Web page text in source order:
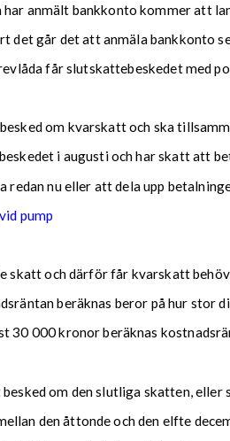
anmält bankkonto kommer att
det går det att anmäla bankkonto
får slutskattebeskedet med
om kvarskatt och ska
i augusti och har skatt att
redan nu eller att dela upp
pump
skatt och därför får kvarskatt
beräknas beror på hur stor
30 000 kronor beräknas
om den slutliga skatten,
den åttonde och den elfte